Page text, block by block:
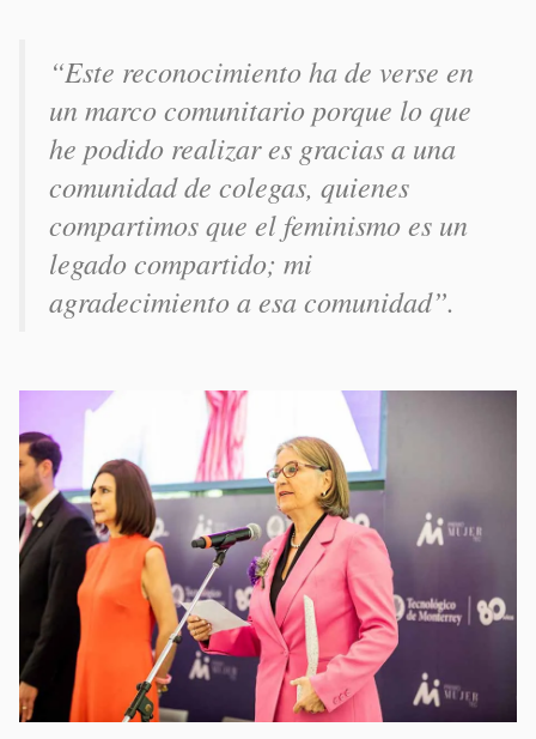
“Este reconocimiento ha de verse en
un marco comunitario porque lo que
he podido realizar es gracias a una
comunidad de colegas, quienes
compartimos que el feminismo es un
legado compartido; mi
agradecimiento a esa comunidad”.